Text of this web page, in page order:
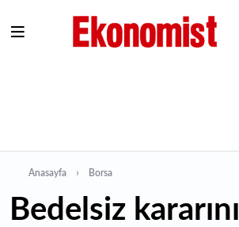
Anasayfa Borsa
Bedelsiz kararını